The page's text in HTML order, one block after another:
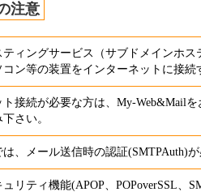
注意
ィングサービス（サブドメインホ
コン等の装置をインターネットに接
ト接続が必要な方は、My-Web&Mail
さい。
は、メール送信時の認証(SMTPAuth)
リティ機能(APOP、POPoverSSL、